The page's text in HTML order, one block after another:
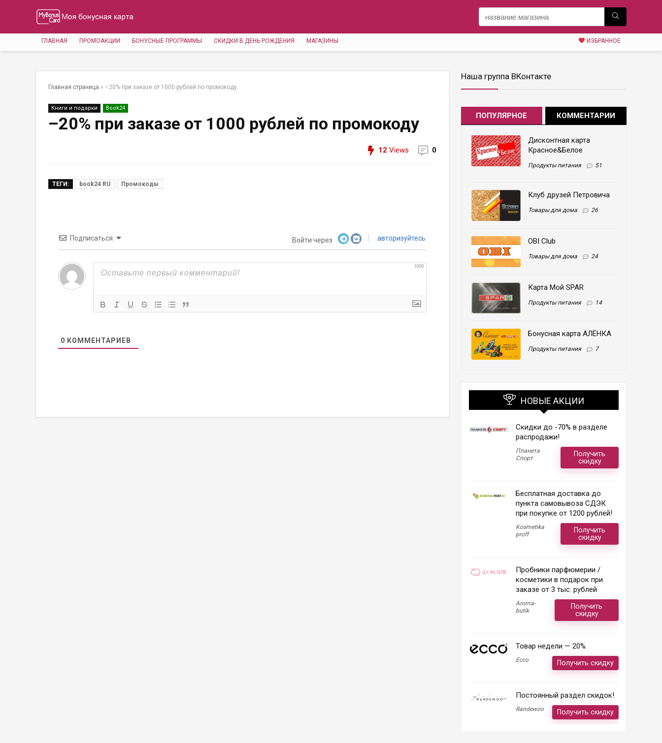
ГЛАВНАЯ ПРОМОАКЦИИ БОНУСНЫЕ ПРОГРАММЫ СКИДКИ В ДЕНЬ РОЖДЕНИЯ МАГАЗИНЫ ИЗБРАННОЕ
Главная страница » –20% при заказе от 1000 рублей по промокоду
Книги и подарки Book24
–20% при заказе от 1000 рублей по промокоду
12 Views 0
ТЕГИ: book24 RU Промокоды
Подписаться Войти через авторизуйтесь
1000
0 КОММЕНТАРИЕВ
Наша группа ВКонтакте
ПОПУЛЯРНОЕ КОММЕНТАРИИ
Дисконтная карта
Красное&Белое
Продукты питания 51
Клуб друзей Петровича
Товары для дома 26
OBI Club
Товары для дома 24
Карта Мой SPAR
Продукты питания 14
Бонусная карта АЛЁНКА
Продукты питания 7
НОВЫЕ АКЦИИ
Скидки до -70% в разделе
распродажи!
Планета
Спорт
Получить
скидку
Бесплатная доставка до
пункта самовывоза СДЭК
при покупке от 1200 рублей!
Kosmetika
proff
Получить
скидку
Пробники парфюмерии /
косметики в подарок при
заказе от 3 тыс. рублей
Aroma-
butik
Получить
скидку
Товар недели — 20%
Ecco Получить скидку
Постоянный раздел скидок!
Randewoo Получить скидку